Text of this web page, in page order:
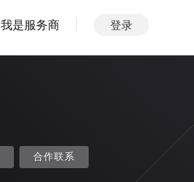
我是服务商 登录
合作联系